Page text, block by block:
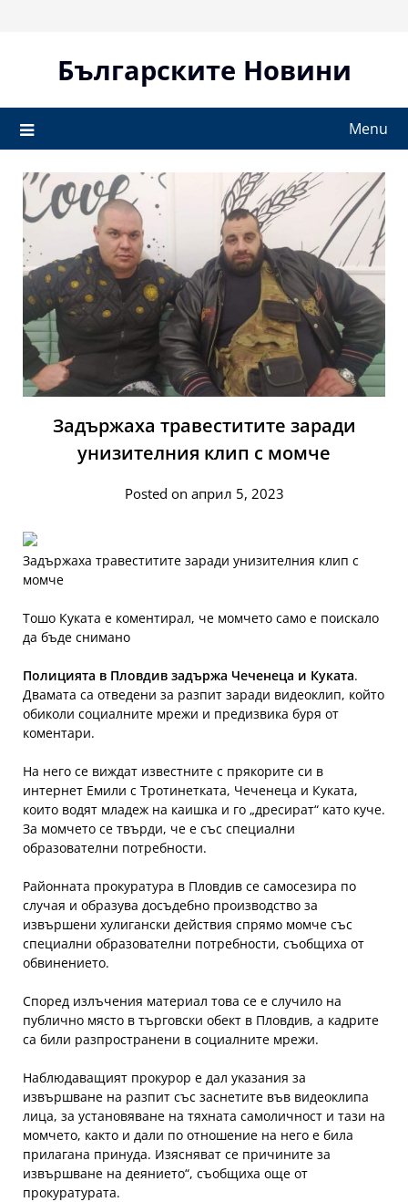
Българските Новини
Menu
Задържаха травеститите заради
унизителния клип с момче
Posted on април 5, 2023
Задържаха травеститите заради унизителния клип с
момче
Тошо Куката е коментирал, че момчето само е поискало
да бъде снимано
Полицията в Пловдив задържа Чеченеца и Куката.
Двамата са отведени за разпит заради видеоклип, който
обиколи социалните мрежи и предизвика буря от
коментари.
На него се виждат известните с прякорите си в
интернет Емили с Тротинетката, Чеченеца и Куката,
които водят младеж на каишка и го „дресират“ като куче.
За момчето се твърди, че е със специални
образователни потребности.
Районната прокуратура в Пловдив се самосезира по
случая и образува досъдебно производство за
извършени хулигански действия спрямо момче със
специални образователни потребности, съобщиха от
обвинението.
Според излъчения материал това се е случило на
публично място в търговски обект в Пловдив, а кадрите
са били разпространени в социалните мрежи.
Наблюдаващият прокурор е дал указания за
извършване на разпит със заснетите във видеоклипа
лица, за установяване на тяхната самоличност и тази на
момчето, както и дали по отношение на него е била
прилагана принуда. Изясняват се причините за
извършване на деянието“, съобщиха още от
прокуратурата.